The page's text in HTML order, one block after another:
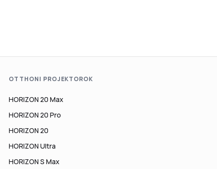
OTTHONI PROJEKTOROK
HORIZON 20 Max
HORIZON 20 Pro
HORIZON 20
HORIZON Ultra
HORIZON S Max